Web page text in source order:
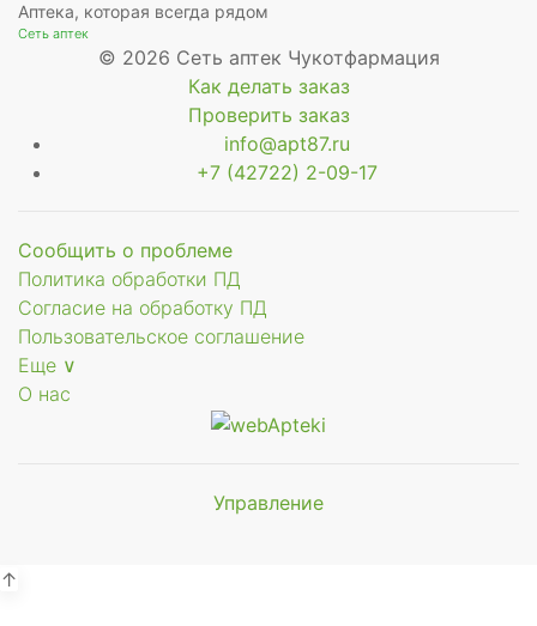
Аптека, которая всегда рядом
Сеть аптек
© 2026 Сеть аптек Чукотфармация
Как делать заказ
Проверить заказ
info@apt87.ru
+7 (42722) 2-09-17
Сообщить о проблеме
Политика обработки ПД
Согласие на обработку ПД
Пользовательское соглашение
Еще ∨
О нас
Управление
↑
Мы будем